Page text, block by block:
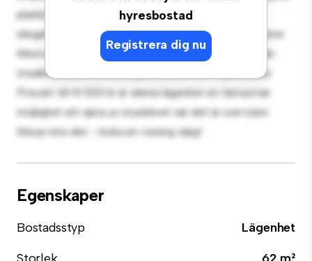
hyresbostad
Registrera dig nu
planlösningen är perfekt för underhållning, och det
eleganta köket är utrustat med förstklassiga apparater.
Med sitt utmärkta läge ligger du bara några steg från
stadens bästa restauranger, butiker och nöjesställen.
Prisvärt till 14 000 kr är denna lägenhet en fantastisk
möjlighet att njuta av stadslivet när det är som bäst.
Missa inte det – boka en visning idag!
Egenskaper
Bostadsstyp
Lägenhet